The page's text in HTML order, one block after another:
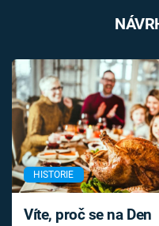
HISTORIE
Víte, proč se na Den